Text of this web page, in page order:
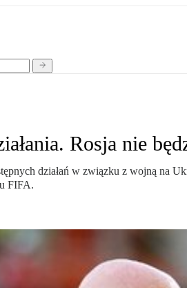
Rosja nie
działań w związku z wojną na
FIFA.